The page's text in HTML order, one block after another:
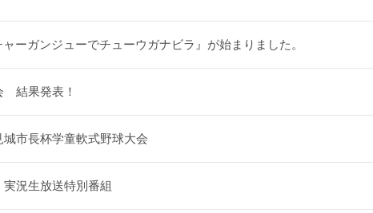
ーガンジューでチューウガナビラ』が始まりました。
結果発表！
市長杯学童軟式野球大会
況生放送特別番組